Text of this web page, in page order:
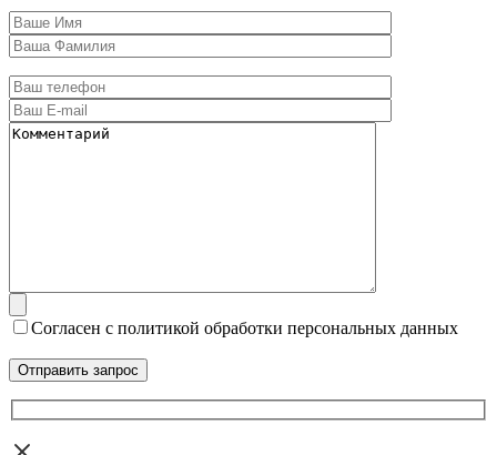
Согласен с политикой обработки персональных данных